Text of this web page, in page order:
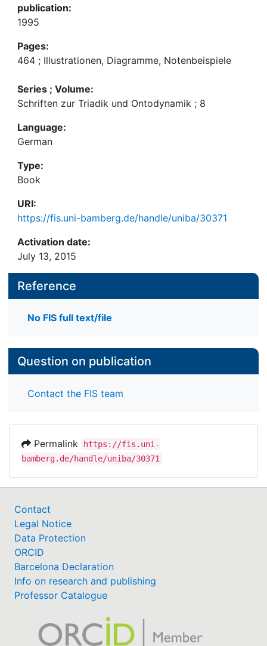
publication:
1995
Pages:
464 ; Illustrationen, Diagramme, Notenbeispiele
Series ; Volume:
Schriften zur Triadik und Ontodynamik ; 8
Language:
German
Type:
Book
URI:
https://fis.uni-bamberg.de/handle/uniba/30371
Activation date:
July 13, 2015
Reference
No FIS full text/file
Question on publication
Contact the FIS team
Permalink
https://fis.uni-
bamberg.de/handle/uniba/30371
Contact
Legal Notice
Data Protection
ORCID
Barcelona Declaration
Info on research and publishing
Professor Catalogue